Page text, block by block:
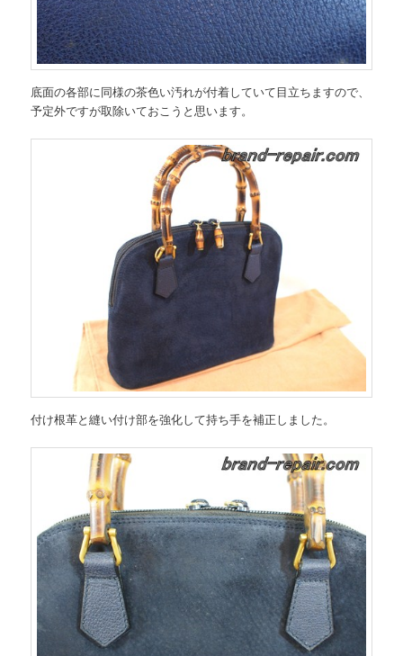
底面の各部に同様の茶色い汚れが付着していて目立ちますので、
予定外ですが取除いておこうと思います。
付け根革と縫い付け部を強化して持ち手を補正しました。